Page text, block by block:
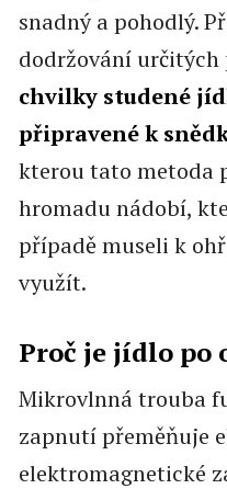
snadný a pohodlý.
dodržování určitých
chvilky studené
připravené k
kterou tato metoda
hromadu nádobí,
případě museli k
využít.
Proč je jídlo po
Mikrovlnná trouba
zapnutí přeměňuje
elektromagnetické